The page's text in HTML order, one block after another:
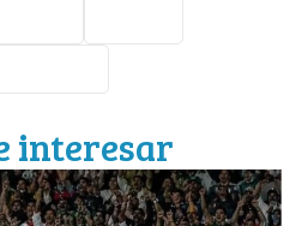
interesar